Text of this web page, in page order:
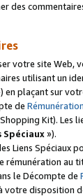
des
votre site Web,
utilisant un
en plaçant sur
de
Kit).
Spéciaux»).
Liens Spéciaux
rémunération
le Décompte de
disposition